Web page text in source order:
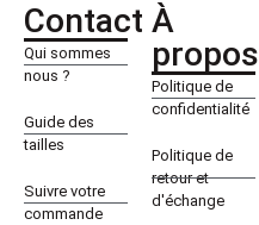
Contact
Qui sommes
nous ?
Guide des
tailles
Suivre votre
commande
À
propos
Politique de
confidentialité
Politique de
retour et
d'échange